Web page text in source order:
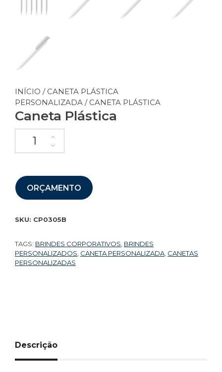
INÍCIO / CANETA PLÁSTICA
PERSONALIZADA / CANETA PLÁSTICA
Caneta Plástica
ORÇAMENTO
SKU: CP0305B
TAGS: BRINDES CORPORATIVOS BRINDES
PERSONALIZADOS CANETA PERSONALIZADA CANETAS
PERSONALIZADAS
Descrição